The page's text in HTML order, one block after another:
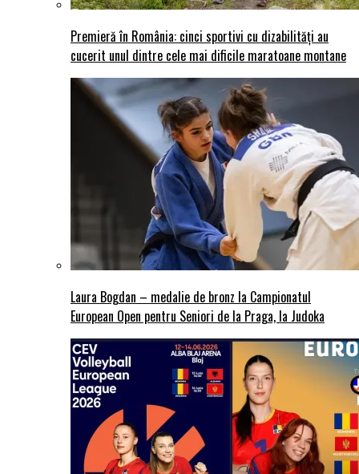
Premieră în România: cinci sportivi cu dizabilități au
cucerit unul dintre cele mai dificile maratoane montane
Laura Bogdan – medalie de bronz la Campionatul
European Open pentru Seniori de la Praga, la Judoka